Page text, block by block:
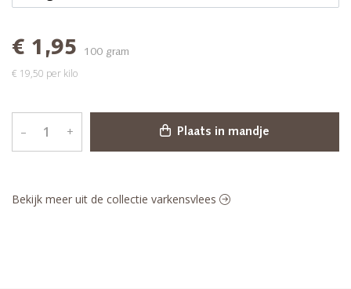
€ 1,95 100 gram
€ 19,50 per kilo
– + Plaats in mandje
Bekijk meer uit de collectie varkensvlees